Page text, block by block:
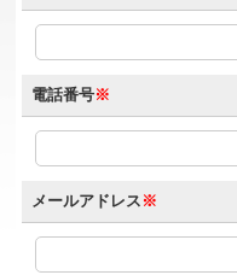
電話番号※
メールアドレス ※